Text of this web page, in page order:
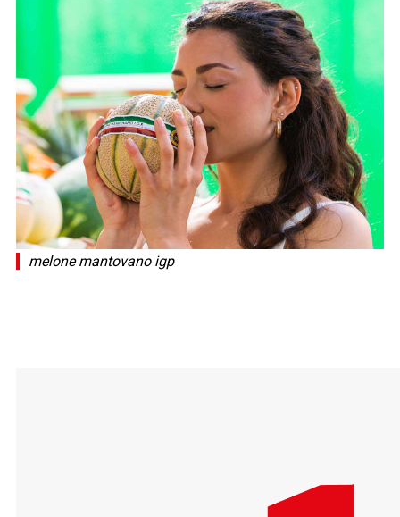
melone mantovano igp